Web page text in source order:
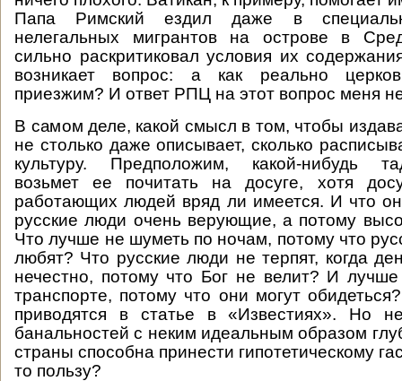
Папа Римский ездил даже в
нелегальных мигрантов на острове в
сильно раскритиковал условия их
возникает вопрос: а как реально
приезжим? И ответ РПЦ на этот вопрос меня
В самом деле, какой смысл в том, чтобы
не столько даже описывает, сколько
культуру. Предположим, какой-нибудь
возьмет ее почитать на досуге, хотя
работающих людей вряд ли имеется. И что
русские люди очень верующие, а потому
Что лучше не шуметь по ночам, потому что
любят? Что русские люди не терпят, когда
нечестно, потому что Бог не велит? И
транспорте, потому что они могут
приводятся в статье в «Известиях». Но
банальностей с неким идеальным образом
страны способна принести гипотетическому
то пользу?